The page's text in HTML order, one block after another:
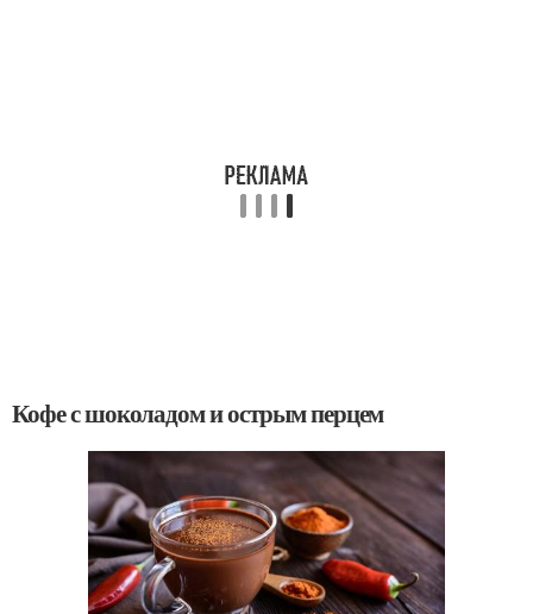
Кофе с шоколадом и острым перцем